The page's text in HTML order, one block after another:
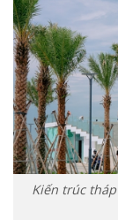
Kiến trúc